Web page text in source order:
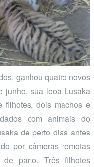
ganhou quatro novos
junho, sua leoa Lusaka
filhotes, dois machos e
com animais do
de perto dias antes
por câmeras remotas
parto. Três filhotes